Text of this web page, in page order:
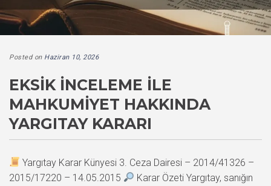
Posted on Haziran 10, 2026
EKSIK İNCELEME ILE
MAHKUMIYET HAKKINDA
YARGITAY KARARI
Yargıtay Karar Künyesi 3. Ceza Dairesi – 2014/41326 –
2015/17220 – 14.05.2015
Karar Özeti Yargıtay, sanığın